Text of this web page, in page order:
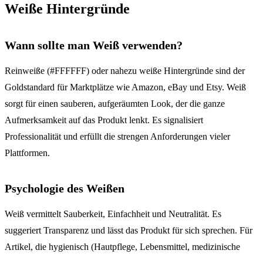
Weiße Hintergründe
Wann sollte man Weiß verwenden?
Reinweiße (#FFFFFF) oder nahezu weiße Hintergründe sind der
Goldstandard für Marktplätze wie Amazon, eBay und Etsy. Weiß
sorgt für einen sauberen, aufgeräumten Look, der die ganze
Aufmerksamkeit auf das Produkt lenkt. Es signalisiert
Professionalität und erfüllt die strengen Anforderungen vieler
Plattformen.
Psychologie des Weißen
Weiß vermittelt Sauberkeit, Einfachheit und Neutralität. Es
suggeriert Transparenz und lässt das Produkt für sich sprechen. Für
Artikel, die hygienisch (Hautpflege, Lebensmittel, medizinische